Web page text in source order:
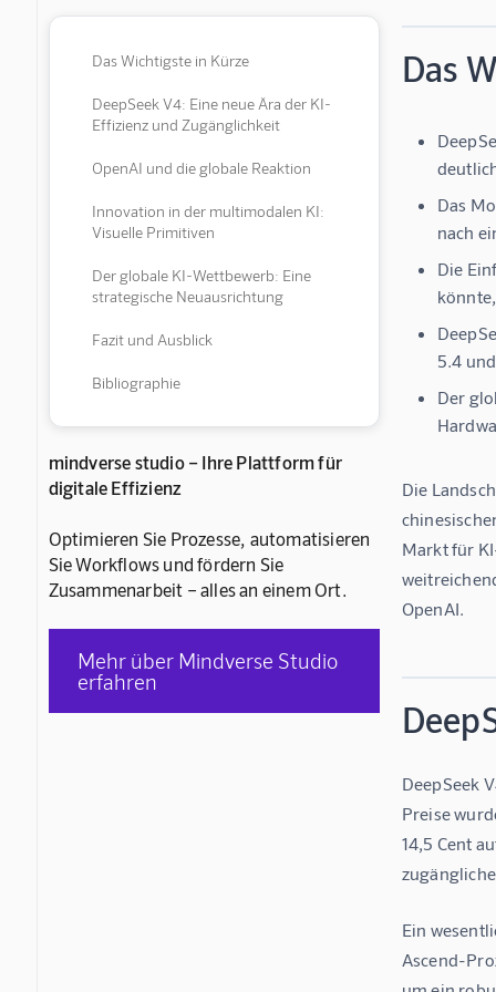
Das Wichtigste in Kürze
DeepSeek V4: Eine neue Ära der KI-
Effizienz und Zugänglichkeit
OpenAI und die globale Reaktion
Innovation in der multimodalen KI:
Visuelle Primitiven
Der globale KI-Wettbewerb: Eine
strategische Neuausrichtung
Fazit und Ausblick
Bibliographie
mindverse studio – Ihre Plattform für
digitale Effizienz
Optimieren Sie Prozesse, automatisieren
Sie Workflows und fördern Sie
Zusammenarbeit – alles an einem Ort.
Mehr über Mindverse Studio
erfahren
Das
Das
nach
Die
5.4
Der
Die
Markt für
OpenAI.
DeepSeek
Preise
14,5 Cent
Ein
Ascend-